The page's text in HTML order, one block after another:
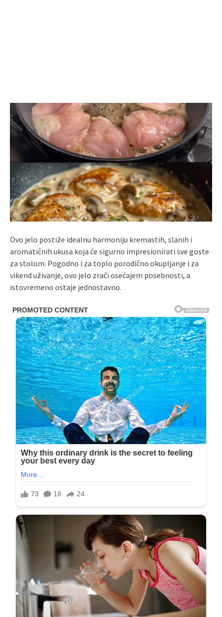
Ovo jelo postiže idealnu harmoniju kremastih, slanih i
aromatičnih ukusa koja će sigurno impresionirati sve goste
za stolom. Pogodno i za toplo porodično okupljanje i za
vikend uživanje, ovo jelo zrači osećajem posebnosti, a
istovremeno ostaje jednostavno.